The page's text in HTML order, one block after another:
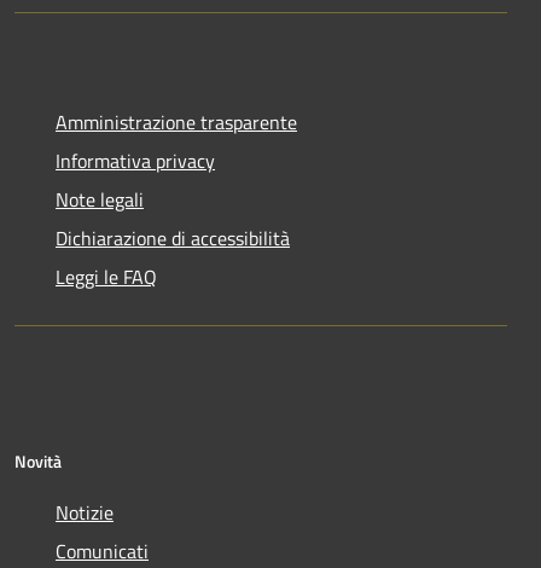
Amministrazione trasparente
Informativa privacy
Note legali
Dichiarazione di accessibilità
Leggi le FAQ
Novità
Notizie
Comunicati